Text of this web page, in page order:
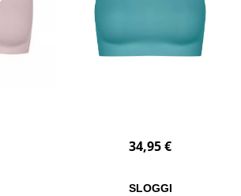
34,95 €
SLOGGI